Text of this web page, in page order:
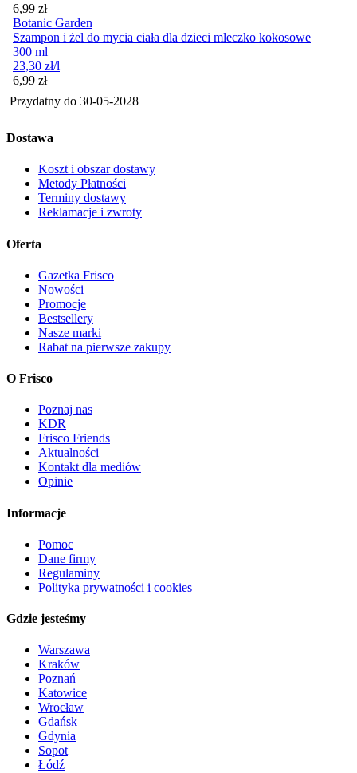
Cena
6,99 zł
Botanic Garden
Szampon i żel do mycia ciała dla dzieci mleczko kokosowe
300 ml
23,30 zł/l
Cena
6,99 zł
Przydatny do 30-05-2028
Dostawa
Koszt i obszar dostawy
Metody Płatności
Terminy dostawy
Reklamacje i zwroty
Oferta
Gazetka Frisco
Nowości
Promocje
Bestsellery
Nasze marki
Rabat na pierwsze zakupy
O Frisco
Poznaj nas
KDR
Frisco Friends
Aktualności
Kontakt dla mediów
Opinie
Informacje
Pomoc
Dane firmy
Regulaminy
Polityka prywatności i cookies
Gdzie jesteśmy
Warszawa
Kraków
Poznań
Katowice
Wrocław
Gdańsk
Gdynia
Sopot
Łódź